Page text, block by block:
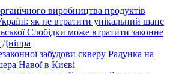
виробництва продуктів
як не втратити унікальний шанс
Слобідки може втратити законне
забудови скверу Радунка на
Навої в Києві